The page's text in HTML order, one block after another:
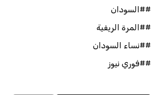
##السودان
##المرة الريفية
##نساء السودان
##فوري نيوز